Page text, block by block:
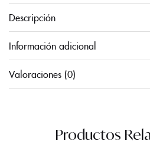
Descripción
Información adicional
Valoraciones (0)
Productos